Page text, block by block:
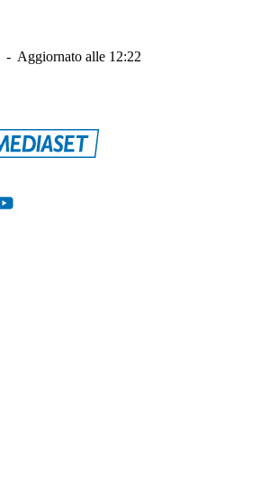
- Aggiornato alle 12:22